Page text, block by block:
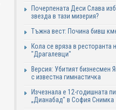
Почерпената Деси Слава
звезда в тази мизерия?
Тъжна вест: Почина бивш
Кола се вряза в ресторанта
"Драгалевци"
Версия: Убитият бизнесмен
с известна гимнастичка
Изчезнала е 12-годишната
„Дианабад" в София Снимка